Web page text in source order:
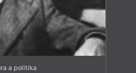
a politika